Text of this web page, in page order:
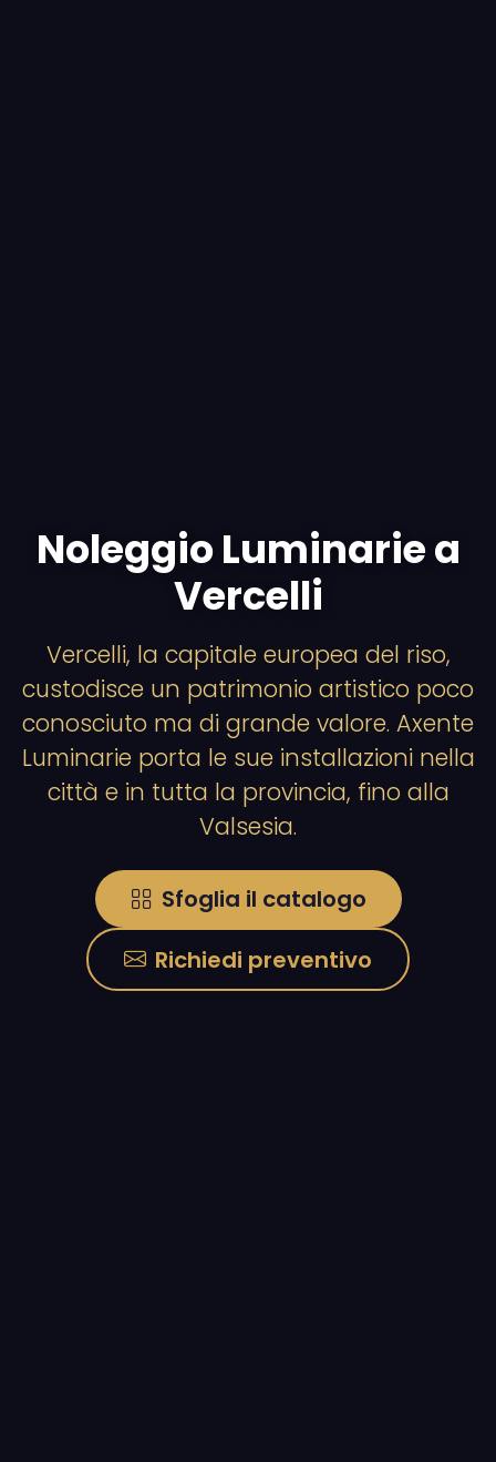
Noleggio Luminarie a
Vercelli
Vercelli, la capitale europea del riso,
custodisce un patrimonio artistico poco
conosciuto ma di grande valore. Axente
Luminarie porta le sue installazioni nella
città e in tutta la provincia, fino alla
Valsesia.
Sfoglia il catalogo
Richiedi preventivo